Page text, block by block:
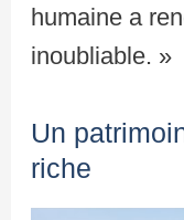
humaine a
inoubliable. »
Un
riche